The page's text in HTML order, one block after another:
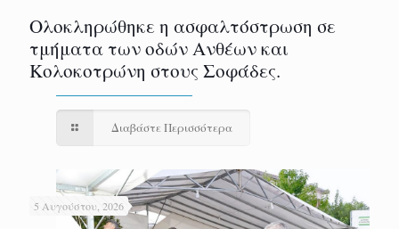
Ολοκληρώθηκε η ασφαλτόστρωση σε
τμήματα των οδών Ανθέων και
Κολοκοτρώνη στους Σοφάδες.
Διαβάστε Περισσότερα
5 Αυγούστου, 2026